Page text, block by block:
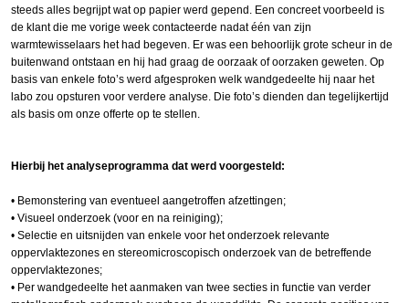
steeds alles begrijpt wat op papier werd gepend. Een concreet voorbeeld is
de klant die me vorige week contacteerde nadat één van zijn
warmtewisselaars het had begeven. Er was een behoorlijk grote scheur in de
buitenwand ontstaan en hij had graag de oorzaak of oorzaken geweten. Op
basis van enkele foto’s werd afgesproken welk wandgedeelte hij naar het
labo zou opsturen voor verdere analyse. Die foto’s dienden dan tegelijkertijd
als basis om onze offerte op te stellen.
Hierbij het analyseprogramma dat werd voorgesteld:
•​ Bemonstering van eventueel aangetroffen afzettingen;
•​ Visueel onderzoek (voor en na reiniging);
•​ Selectie en uitsnijden van enkele voor het onderzoek relevante
oppervlaktezones en stereomicroscopisch onderzoek van de betreffende
oppervlaktezones;
•​ Per wandgedeelte het aanmaken van twee secties in functie van verder